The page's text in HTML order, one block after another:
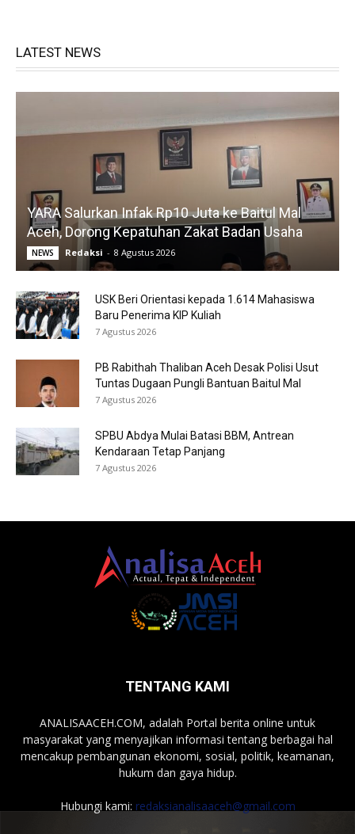
LATEST NEWS
YARA Salurkan Infak Rp10 Juta ke Baitul Mal
Aceh, Dorong Kepatuhan Zakat Badan Usaha
NEWS Redaksi - 8 Agustus 2026
USK Beri Orientasi kepada 1.614 Mahasiswa
Baru Penerima KIP Kuliah
7 Agustus 2026
PB Rabithah Thaliban Aceh Desak Polisi Usut
Tuntas Dugaan Pungli Bantuan Baitul Mal
7 Agustus 2026
SPBU Abdya Mulai Batasi BBM, Antrean
Kendaraan Tetap Panjang
7 Agustus 2026
TENTANG KAMI
ANALISAACEH.COM, adalah Portal berita online untuk
masyarakat yang menyajikan informasi tentang berbagai hal
mencakup pembangunan ekonomi, sosial, politik, keamanan,
hukum dan gaya hidup.
Hubungi kami: redaksianalisaaceh@gmail.com